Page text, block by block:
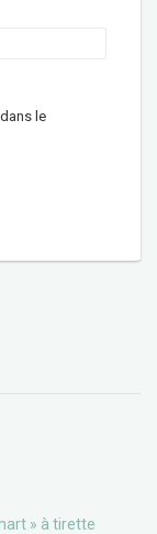
le
» à tirette